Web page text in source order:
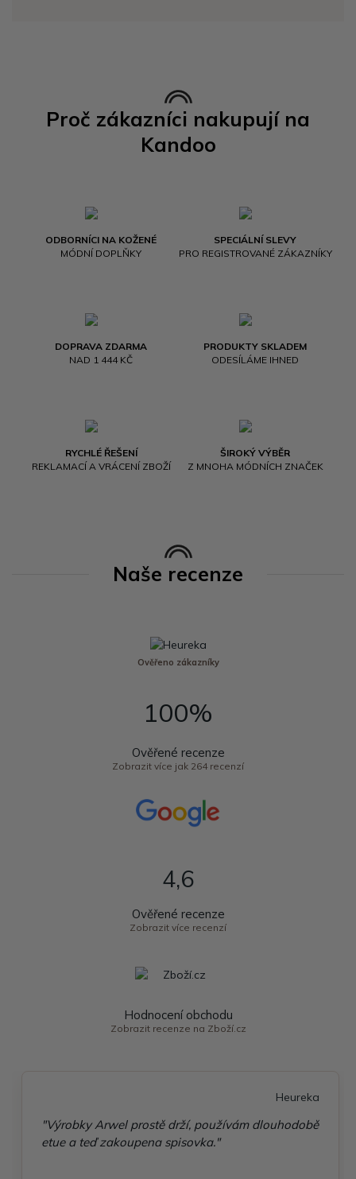
Proč zákazníci nakupují na
Kandoo
ODBORNÍCI NA KOŽENÉ
MÓDNÍ DOPLŇKY
SPECIÁLNÍ SLEVY
PRO REGISTROVANÉ ZÁKAZNÍKY
DOPRAVA ZDARMA
NAD 1 444 KČ
PRODUKTY SKLADEM
ODESÍLÁME IHNED
RYCHLÉ ŘEŠENÍ
REKLAMACÍ A VRÁCENÍ ZBOŽÍ
ŠIROKÝ VÝBĚR
Z MNOHA MÓDNÍCH ZNAČEK
Naše recenze
Ověřeno zákazníky
100%
Ověřené recenze
Zobrazit více jak 264 recenzí
4,6
Ověřené recenze
Zobrazit více recenzí
Hodnocení obchodu
Zobrazit recenze na Zboží.cz
Heureka
"Výrobky Arwel prostě drží, používám dlouhodobě
etue a teď zakoupena spisovka."